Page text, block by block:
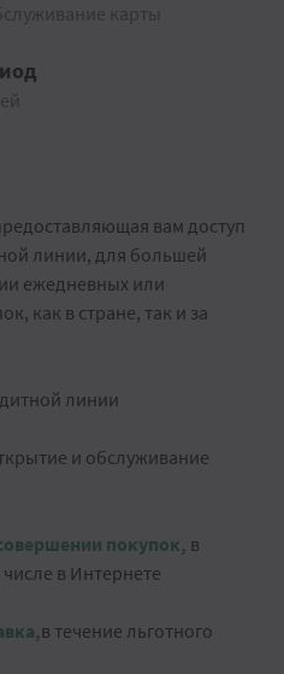
карты
вам доступ
линии, для большей
ежедневных или
как в стране, так и за
линии
и обслуживание
покупок, в
в Интернете
в течение льготного